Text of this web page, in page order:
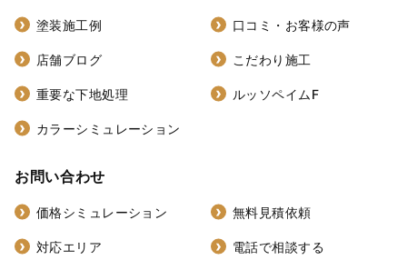
塗装施工例 口コミ・お客様の声
店舗ブログ こだわり施工
重要な下地処理 ルッソペイムF
カラーシミュレーション
お問い合わせ
価格シミュレーション 無料見積依頼
対応エリア 電話で相談する